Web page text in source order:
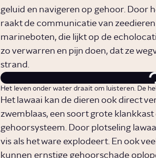
geluid en navigeren op gehoor. Door
raakt de communicatie van
marineboten, die lijkt op de
zo verwarren en pijn doen, dat ze
strand.
Het leven onder water draait om luisteren. De
Het lawaai kan de dieren ook direct
zwemblaas, een soort grote
gehoorsysteem. Door plotseling
vis als het ware explodeert. En ook
kunnen ernstige gehoorschade